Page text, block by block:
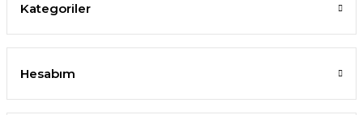
Kategoriler
Hesabım